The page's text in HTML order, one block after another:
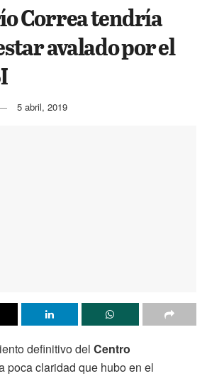
Correa tendría
avalado por el
5 abril, 2019
definitivo del Centro
poca claridad que hubo en el